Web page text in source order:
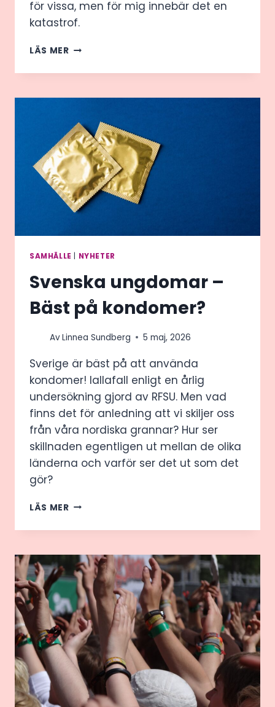
för vissa, men för mig innebär det en
katastrof.
LÄS MERKAN
FÅ
MEDICIN
SAMHÄLLE NYHETER
Svenska ungdomar –
Bäst på kondomer?
AvLinnea Sundberg 5 maj, 2026
Sverige är bäst på att använda
kondomer! Iallafall enligt en årlig
undersökning gjord av RFSU. Men vad
finns det för anledning att vi skiljer oss
från våra nordiska grannar? Hur ser
skillnaden egentligen ut mellan de olika
länderna och varför ser det ut som det
gör?
LÄS MERSVENSKA
–
PÅ
KONDOMER?